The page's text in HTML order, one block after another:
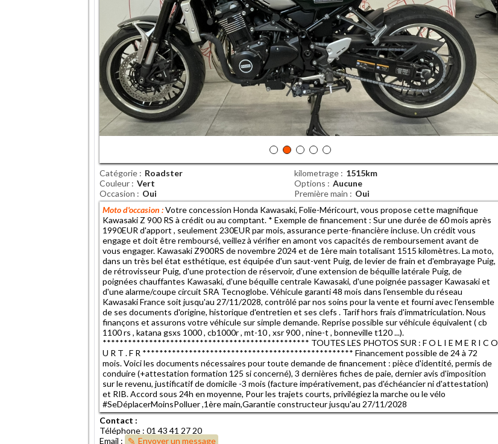
Catégorie Roadster kilometrage
1515km
Couleur
Vert Options
Aucune
Occasion
Oui Première main
Oui
Moto d'occasion :Votre concession Honda Kawasaki, Folie-Méricourt, vous propose cette magnifique
Kawasaki Z 900 RS à crédit ou au comptant. * Exemple de financement : Sur une durée de 60 mois après
1990EUR d'apport , seulement 230EUR par mois, assurance perte-financière incluse. Un crédit vous
engage et doit être remboursé, veillez à vérifier en amont vos capacités de remboursement avant de
vous engager. Kawasaki Z900RS de novembre 2024 et de 1ère main totalisant 1515 kilomètres. La moto,
dans un très bel état esthétique, est équipée d'un saut-vent Puig, de levier de frain et d'embrayage Puig,
de rétrovisseur Puig, d'une protection de réservoir, d'une extension de béquille latérale Puig, de
poignées chauffantes Kawasaki, d'une béquille centrale Kawasaki, d'une poignée passager Kawasaki et
d'une alarme/coupe circuit SRA Tecnoglobe. Véhicule garanti 48 mois dans l'ensemble du réseau
Kawasaki France soit jusqu'au 27/11/2028, contrôlé par nos soins pour la vente et fourni avec l'ensemble
de ses documents d'origine, historique d'entretien et ses clefs . Tarif hors frais d'immatriculation. Nous
finançons et assurons votre véhicule sur simple demande. Reprise possible sur véhicule équivalent ( cb
1100 rs , katana gsxs 1000 , cb1000r , mt-10 , xsr 900 , nine-t , bonneville t120 ...).
************************************************* TOUTES LES PHOTOS SUR : F O L I E M E R I C O
U R T . F R ************************************************** Financement possible de 24 à 72
mois. Voici les documents nécessaires pour toute demande de financement : pièce d'identité, permis de
conduire (+attestation formation 125 si concerné), 3 dernières fiches de paie, dernier avis d'imposition
sur le revenu, justificatif de domicile -3 mois (facture impérativement, pas d'échéancier ni d'attestation)
et RIB. Accord sous 24h en moyenne, Pour les trajets courts, privilégiez la marche ou le vélo
#SeDéplacerMoinsPolluer ,1ère main,Garantie constructeur jusqu'au 27/11/2028
Contact :
Téléphone : 01 43 41 27 20
Email :
Envoyer un message